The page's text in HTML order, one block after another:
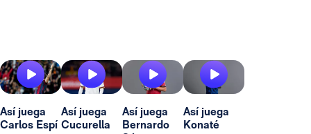
Así juega
Carlos Espí
Así juega
Cucurella
Así juega
Bernardo
Así juega
Konaté